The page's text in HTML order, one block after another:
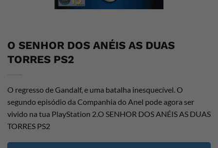
O SENHOR DOS ANÉIS AS DUAS
TORRES PS2
O regresso de Gandalf, e uma batalha inesquecível. O
segundo episódio da Companhia do Anel pode agora ser
vivido na tua PlayStation 2.O SENHOR DOS ANÉIS AS DUAS
TORRES PS2